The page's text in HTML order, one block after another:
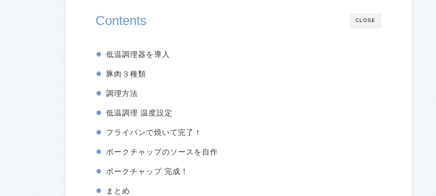
CLOSE
Contents
低温調理器を導入
豚肉３種類
調理方法
低温調理 温度設定
フライパンで焼いて完了！
ポークチャップのソースを自作
ポークチャップ 完成！
まとめ